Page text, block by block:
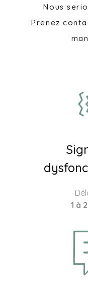
Nous
Prenez
1 à